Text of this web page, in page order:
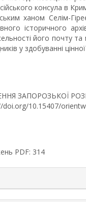
консула в
ханом Селім-
історичного
його почту
у здобуванні
ЗАПОРОЗЬКОЇ
doi.org/10.15407/
PDF: 314